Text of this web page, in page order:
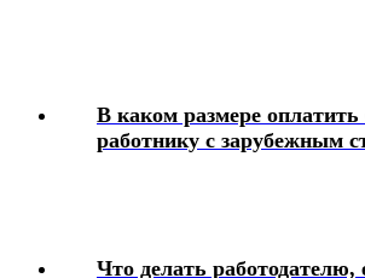
Охрана труда
В каком размере
работнику с зарубежным
Что делать работодателю,